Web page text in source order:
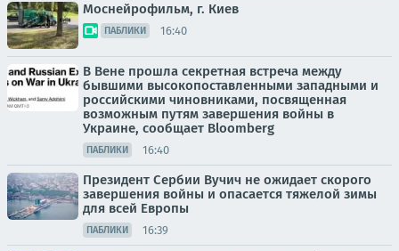
Моснейрофильм, г. Киев
ПАБЛИКИ 16:40
В Вене прошла секретная встреча между
бывшими высокопоставленными западными и
российскими чиновниками, посвященная
возможным путям завершения войны в
Украине, сообщает Bloomberg
ПАБЛИКИ 16:40
Президент Сербии Вучич не ожидает скорого
завершения войны и опасается тяжелой зимы
для всей Европы
ПАБЛИКИ 16:39